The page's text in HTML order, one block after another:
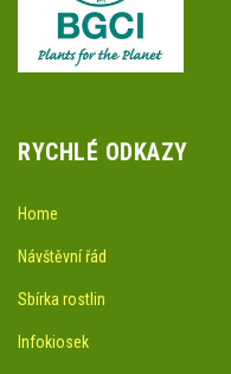
RYCHLÉ ODKAZY
Home
Návštěvní řád
Sbírka rostlin
Infokiosek